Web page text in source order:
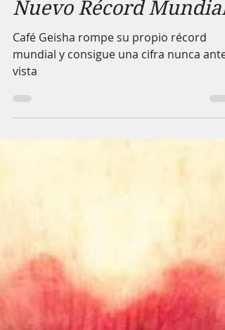
2021 - Café Geisha
Nuevo Récord Mundial
Café Geisha rompe su propio récord
vista